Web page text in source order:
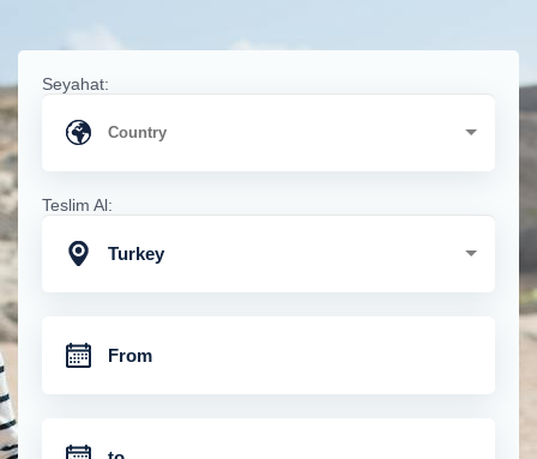
Seyahat:
Teslim Al:
Turkey